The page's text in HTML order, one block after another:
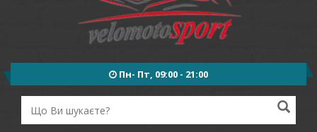
Пн- Пт, 09:00 - 21:00